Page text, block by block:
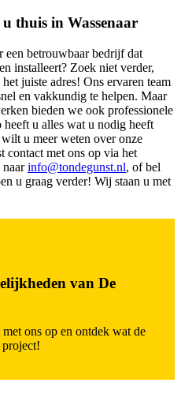
thuis in Wassenaar
een betrouwbaar bedrijf dat
installeert? Zoek niet verder,
juiste adres! Ons ervaren team
en vakkundig te helpen. Maar
bieden we ook professionele
u alles wat u nodig heeft
u meer weten over onze
contact met ons op via het
naarinfo@tondegunst.nl, of bel
u graag verder! Wij staan u met
van De
ons op en ontdek wat de